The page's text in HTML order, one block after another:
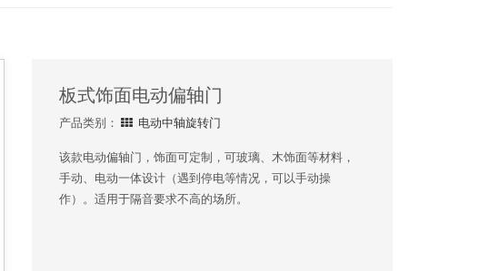
板式饰面电动偏轴门
产品类别： 电动中轴旋转门
该款电动偏轴门，饰面可定制，可玻璃、木饰面等材料，
手动、电动一体设计（遇到停电等情况，可以手动操
作）。适用于隔音要求不高的场所。